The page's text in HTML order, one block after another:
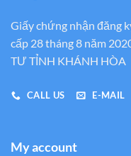
Giấy chứng nhận đăng
cấp 28 tháng 8 năm
TƯ TỈNH KHÁNH HÒA
CALL US E-MAIL
My account